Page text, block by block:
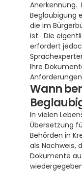
Anerkennung.
Beglaubigung
die im
ist.  Die
erfordert
Ihre
Wann
In vielen
Übersetzung
Behörden in
als Nachweis,
Dokumente